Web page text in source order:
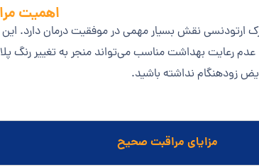
اهمیت
ارتودنسی نقش بسیار مهمی در موفقیت درمان
عدم رعایت بهداشت مناسب می‌تواند منجر به تغییر
زودهنگام نداشته باشید.
مزایای مراقبت صحیح